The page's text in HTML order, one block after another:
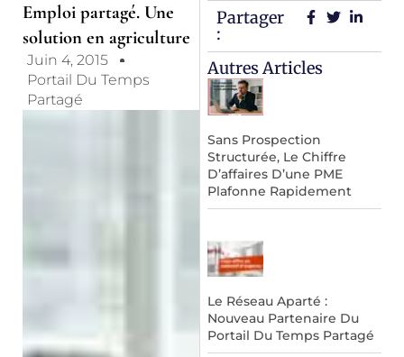
Emploi partagé. Une
solution en agriculture
Juin 4, 2015
Portail Du Temps
Partagé
Partager
:
Autres Articles
Sans Prospection
Structurée, Le Chiffre
D’affaires D’une PME
Plafonne Rapidement
Le Réseau Aparté :
Nouveau Partenaire Du
Portail Du Temps Partagé